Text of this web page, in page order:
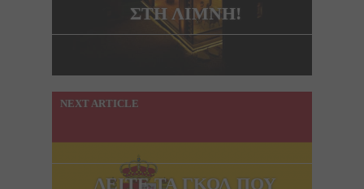
ΣΤΗ ΛΙΜΝΗ!
NEXT ARTICLE
ΔΕΙΤΕ ΤΑ ΓΚΟΛ ΠΟΥ